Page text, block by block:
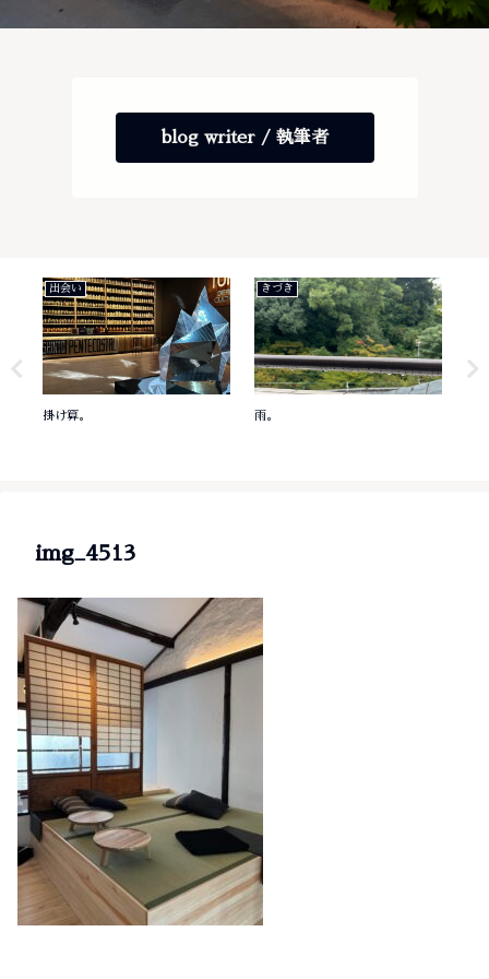
blog writer / 執筆者
出会い
掛け算。
きづき
雨。
img_4513